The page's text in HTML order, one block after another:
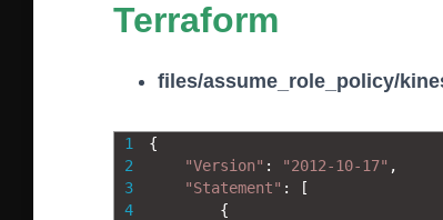
Terraform
files/assume_role_policy/
1
2
3
4
{
"Version" : "2012-10-17" ,
"Statement" :
[
{